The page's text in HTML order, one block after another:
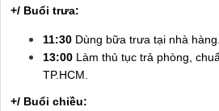
+/ Buổi trưa:
11:30 Dùng bữa trưa tại nhà hàng.
13:00 Làm thủ tục trả phòng,
TP.HCM.
+/ Buổi chiều: